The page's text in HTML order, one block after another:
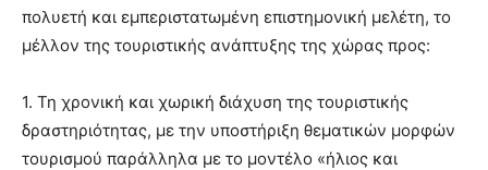
πολυετή και εμπεριστατωμένη επιστημονική μελέτη, το
μέλλον της τουριστικής ανάπτυξης της χώρας προς:
1. Τη χρονική και χωρική διάχυση της τουριστικής
δραστηριότητας, με την υποστήριξη θεματικών μορφών
τουρισμού παράλληλα με το μοντέλο «ήλιος και